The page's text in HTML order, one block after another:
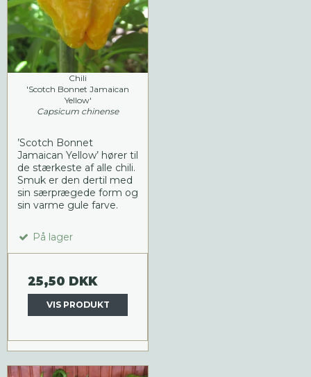
Chili
'Scotch Bonnet Jamaican
Yellow'
Capsicum chinense
’Scotch Bonnet
Jamaican Yellow’ hører til
de stærkeste af alle chili.
Smuk er den dertil med
sin særprægede form og
sin varme gule farve.
På lager
25,50 DKK
VIS PRODUKT